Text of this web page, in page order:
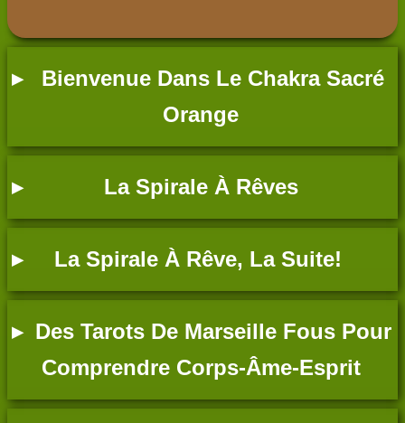
Bienvenue Dans Le Chakra Sacré
Orange
La Spirale À Rêves
La Spirale À Rêve, La Suite!
Des Tarots De Marseille Fous Pour
Comprendre Corps-Âme-Esprit